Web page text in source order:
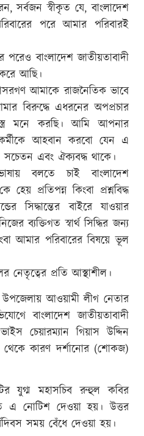
সর্বজন স্বীকৃত যে, বাংলাদেশ
পরে আমার পরিবারই
পরেও বাংলাদেশ জাতীয়তাবাদী
আছি।
আমাকে রাজনৈতিক ভাবে
বিরুদ্ধে এধরনের অপপ্রচার
মনে করছি। আমি আপনার
আহবান করবো যেন এ
সচেতন এবং ঐক্যবদ্ধ থাকে।
বলতে চাই বাংলাদেশ
প্রতিপন্ন কিংবা প্রশ্নবিদ্ধ
সিদ্ধান্তের বাইরে যাওয়ার
ব্যক্তিগত স্বার্থ সিদ্ধির জন্য
আমার পরিবারের বিষয়ে ভূল
নেতৃত্বের প্রতি আস্থাশীল।
উপজেলায় আওয়ামী লীগ নেতার
বাংলাদেশ জাতীয়তাবাদী
চেয়ারম্যান গিয়াস উদ্দিন
কারণ দর্শানোর (শোকজ)
যুগ্ম মহাসচিব রুহুল কবির
এ নোটিশ দেওয়া হয়। উত্তর
সময় বেঁধে দেওয়া হয়।